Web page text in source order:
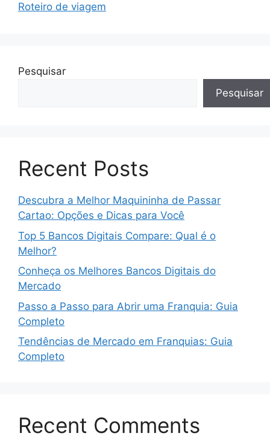
Roteiro de viagem
Pesquisar
Pesquisar
Recent Posts
Descubra a Melhor Maquininha de Passar
Cartao: Opções e Dicas para Você
Top 5 Bancos Digitais Compare: Qual é o
Melhor?
Conheça os Melhores Bancos Digitais do
Mercado
Passo a Passo para Abrir uma Franquia: Guia
Completo
Tendências de Mercado em Franquias: Guia
Completo
Recent Comments